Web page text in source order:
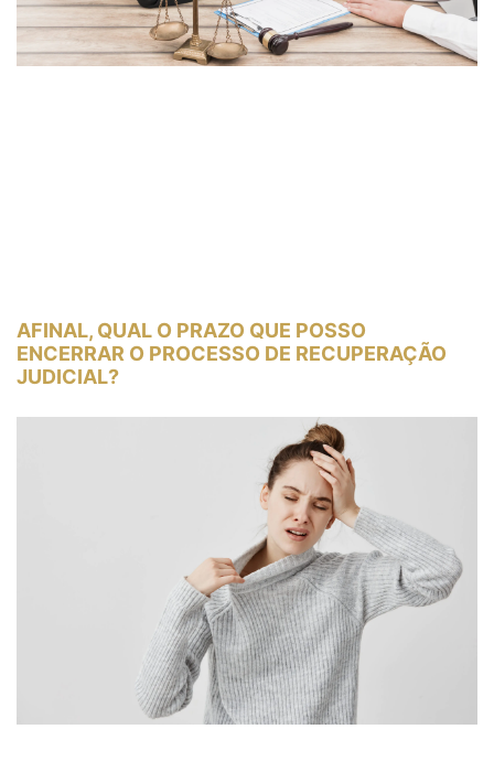
AFINAL, QUAL O PRAZO QUE POSSO
ENCERRAR O PROCESSO DE RECUPERAÇÃO
JUDICIAL?